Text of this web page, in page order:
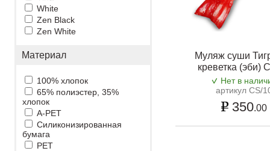
White
Zen Black
Zen White
Материал
100% хлопок
65% полиэстер, 35%
хлопок
A-PET
Cиликонизированная
бумага
PET
Муляж суши
креветка (эби)
Нет в
артикул CS/
350.00